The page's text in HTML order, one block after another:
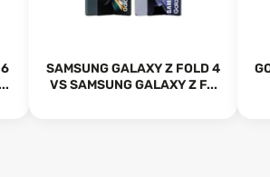
SAMSUNG GALAXY Z FOLD 4
VS SAMSUNG GALAXY Z F...